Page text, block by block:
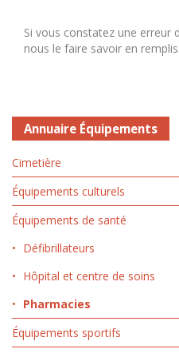
Si vous constatez une erreur
nous le faire savoir en
Annuaire Équipements
Cimetière
Équipements culturels
Équipements de santé
Défibrillateurs
Hôpital et centre de soins
Pharmacies
Équipements sportifs